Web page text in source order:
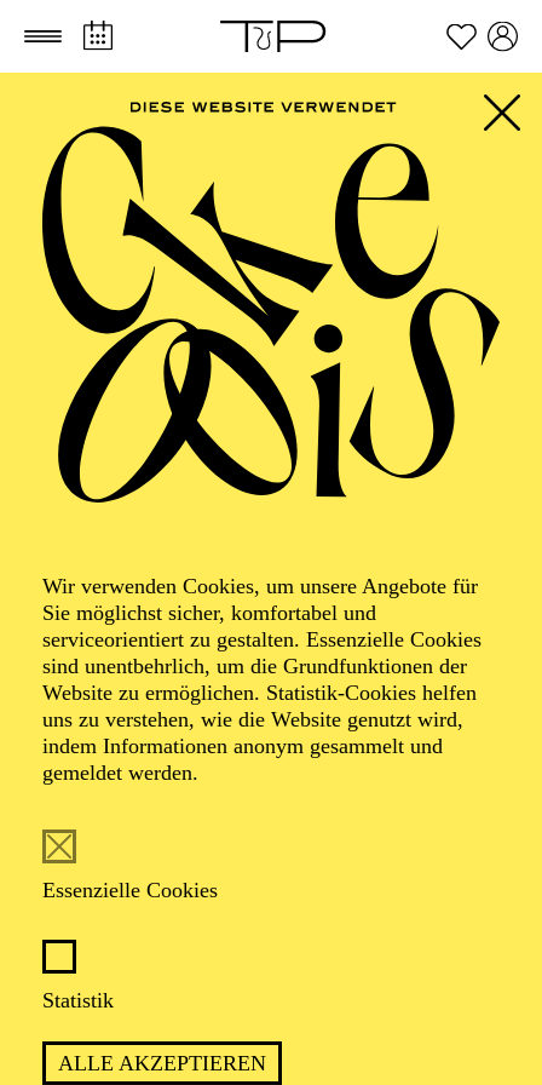
Zum Hauptinhalt springen Zum Footer springen
Wir verwenden Cookies, um unsere Angebote für
Sie möglichst sicher, komfortabel und
serviceorientiert zu gestalten. Essenzielle Cookies
sind unentbehrlich, um die Grundfunktionen der
Website zu ermöglichen. Statistik-Cookies helfen
uns zu verstehen, wie die Website genutzt wird,
indem Informationen anonym gesammelt und
gemeldet werden.
Essenzielle Cookies
Statistik
ALLE AKZEPTIEREN
Foto: Dario Acosta
Massimo Cavalletti
Der italienische Bariton Massimo Cavalletti arbeitet an
Festivals, darunter die Metropolitan Opera in New
York, das Teatro alla Scala in Mailand, das Royal